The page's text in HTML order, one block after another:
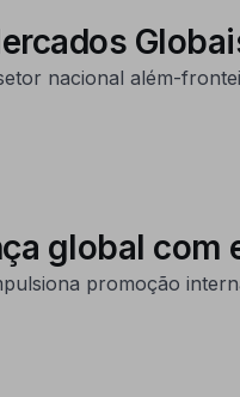
nacional além-
global com
promoção